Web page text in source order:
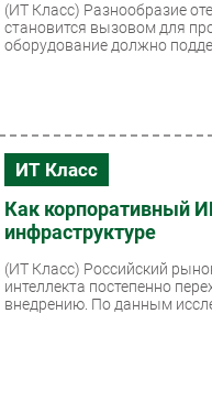
(ИТ Класс) Разнообразие
становится вызовом для
оборудование должно
ИТ Класс
Как корпоративный
инфраструктуре
(ИТ Класс) Российский
интеллекта постепенно
внедрению. По данным